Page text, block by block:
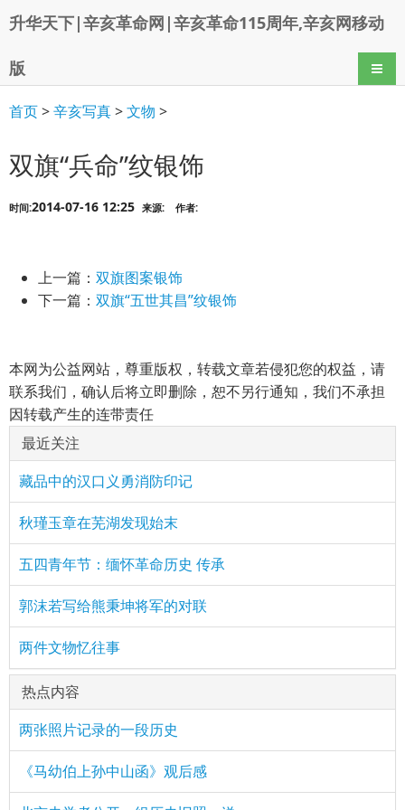
升华天下|辛亥革命网|辛亥革命115周年,辛亥网移动
版 导航
首页>辛亥写真>文物 >
双旗“兵命”纹银饰
时间:2014-07-16 12:25 来源: 作者:
上一篇： 双旗图案银饰
下一篇： 双旗“五世其昌”纹银饰
本网为公益网站，尊重版权，转载文章若侵犯您的权益，请
联系我们，确认后将立即删除，恕不另行通知，我们不承担
因转载产生的连带责任
最近关注
藏品中的汉口义勇消防印记
秋瑾玉章在芜湖发现始末
五四青年节：缅怀革命历史 传承
郭沫若写给熊秉坤将军的对联
两件文物忆往事
热点内容
两张照片记录的一段历史
《马幼伯上孙中山函》观后感